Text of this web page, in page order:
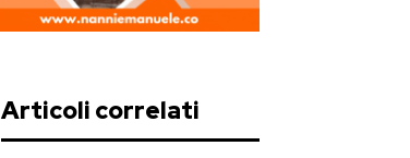
Articoli correlati